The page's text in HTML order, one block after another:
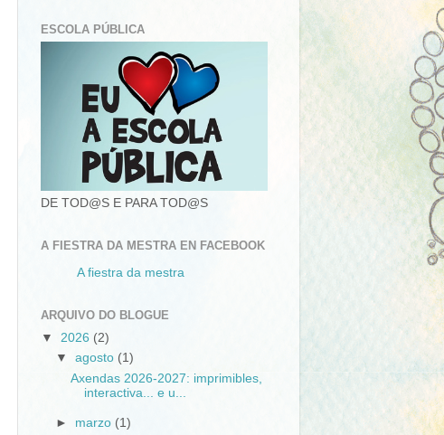
ESCOLA PÚBLICA
DE TOD@S E PARA TOD@S
A FIESTRA DA MESTRA EN FACEBOOK
A fiestra da mestra
ARQUIVO DO BLOGUE
▼ 2026 (2)
▼ agosto (1)
Axendas 2026-2027: imprimibles,
interactiva... e u...
► marzo (1)